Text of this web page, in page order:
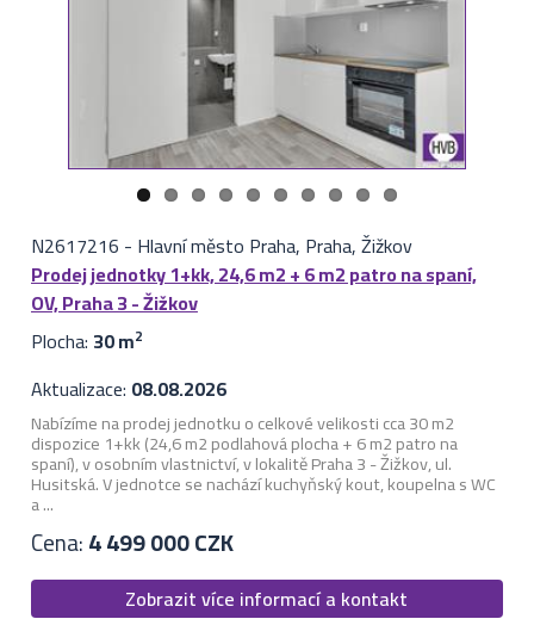
N2617216 - Hlavní město Praha, Praha, Žižkov
Prodej jednotky 1+kk, 24,6 m2 + 6 m2 patro na spaní,
OV, Praha 3 - Žižkov
Plocha: 30 m2
Aktualizace: 08.08.2026
Nabízíme na prodej jednotku o celkové velikosti cca 30 m2
dispozice 1+kk (24,6 m2 podlahová plocha + 6 m2 patro na
spaní), v osobním vlastnictví, v lokalitě Praha 3 - Žižkov, ul.
Husitská. V jednotce se nachází kuchyňský kout, koupelna s WC
a ...
Cena:4 499 000 CZK
Zobrazit více informací a kontakt